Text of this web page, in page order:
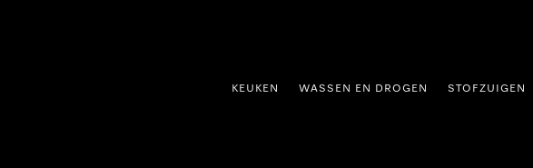
KEUKEN WASSEN EN DROGEN STOFZUIGEN